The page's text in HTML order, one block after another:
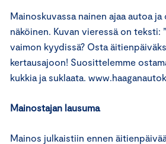
Mainoskuvassa nainen ajaa autoa
näköinen. Kuvan vieressä on teksti:
vaimon kyydissä? Osta
kertausajoon! Suosittelemme
kukkia ja suklaata.
Mainostajan lausuma
Mainos julkaistiin ennen